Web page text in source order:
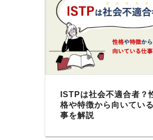
ISTPは社会不適合者？
格や特徴から向いてい
事を解説